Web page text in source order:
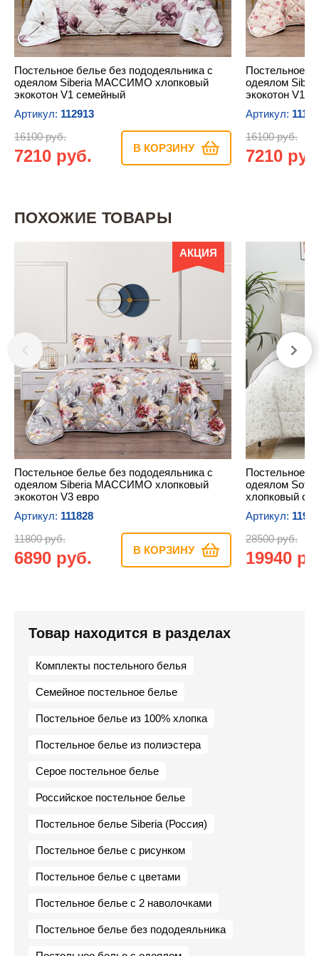
Постельное белье без пододеяльника с
одеялом Siberia МАССИМО хлопковый
экокотон V1 семейный
Артикул: 112913
16100 руб.
7210 руб. В КОРЗИНУ
Постельное
одеялом
экокотон V10
Артикул:
16100 руб.
7210
ПОХОЖИЕ ТОВАРЫ
АКЦИЯ
Постельное белье без пододеяльника с
одеялом Siberia МАССИМО хлопковый
экокотон V3 евро
Артикул: 111828
11800 руб.
6890 руб. В КОРЗИНУ
Постельное
одеялом Sofi
хлопковый
Артикул:
28500 руб.
19940
Товар находится в разделах
Комплекты постельного белья
Семейное постельное белье
Постельное белье из 100% хлопка
Постельное белье из полиэстера
Серое постельное белье
Российское постельное белье
Постельное белье Siberia (Россия)
Постельное белье с рисунком
Постельное белье с цветами
Постельное белье с 2 наволочками
Постельное белье без пододеяльника